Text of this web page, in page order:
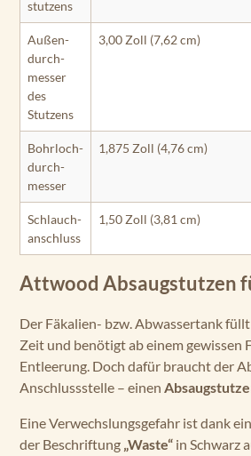
stutzens
Außen­
durch­
messer
des
Stutzens
3,00 Zoll (7,62 cm)
Bohrloch­
durch­
messer
1,875 Zoll (4,76 cm)
Schlauch­
anschluss
1,50 Zoll (3,81 cm)
Attwood Absaugstutzen
Der Fäkalien- bzw. Abwassertank
Zeit und benötigt ab einem gewissen
Entleerung. Doch dafür braucht der
Anschlussstelle – einen
Eine Verwechslungsgefahr ist dank
der Beschriftung „Waste“ in Schwarz